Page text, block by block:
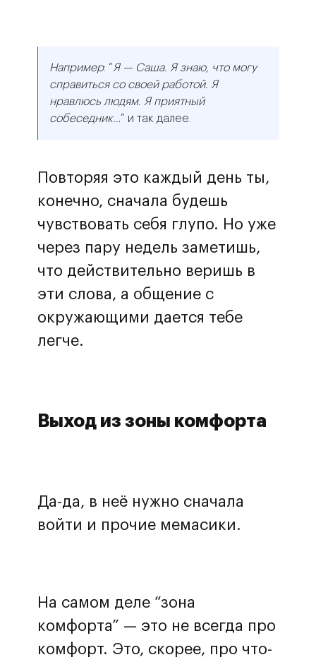
Например: “Я — Саша. Я знаю, что могу
справиться со своей работой. Я
нравлюсь людям. Я приятный
собеседник…” и так далее.
Повторяя это каждый день ты,
конечно, сначала будешь
чувствовать себя глупо. Но уже
через пару недель заметишь,
что действительно веришь в
эти слова, а общение с
окружающими дается тебе
легче.
Выход из зоны комфорта
Да-да, в неё нужно сначала
войти и прочие мемасики.
На самом деле “зона
комфорта” — это не всегда про
комфорт. Это, скорее, про что-